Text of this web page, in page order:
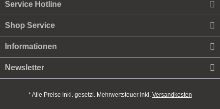
Service Hotline
Shop Service
Informationen
Newsletter
* Alle Preise inkl. gesetzl. Mehrwertsteuer inkl. Versandkosten